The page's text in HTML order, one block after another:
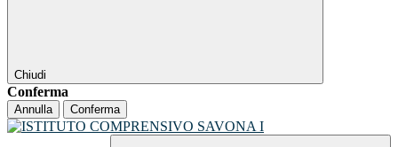
Chiudi
Conferma
Annulla Conferma